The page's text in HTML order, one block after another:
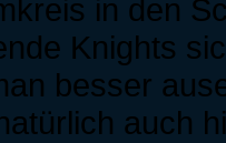
in den
Knights
besser
auch